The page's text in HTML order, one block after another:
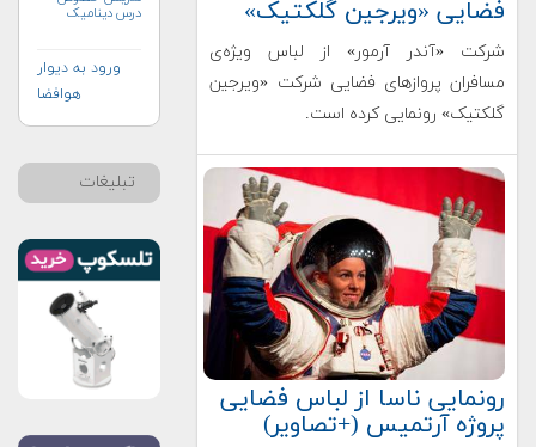
فضایی «ویرجین گلکتیک»
شرکت «آندر آرمور» از لباس ویژه‌ی
مسافران پروازهای فضایی شرکت «ویرجین
گلکتیک» رونمایی کرده است.
رونمایی ناسا از لباس فضایی
پروژه آرتمیس (+تصاویر)
درس دینامیک
ورود به دیوار
هوافضا
تبلیغات